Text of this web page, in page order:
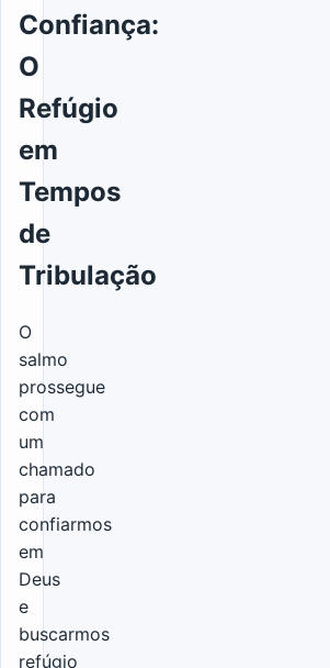
Confiança:
O
Refúgio
em
Tempos
de
Tribulação
O
salmo
prossegue
com
um
chamado
para
confiarmos
em
Deus
e
buscarmos
refúgio